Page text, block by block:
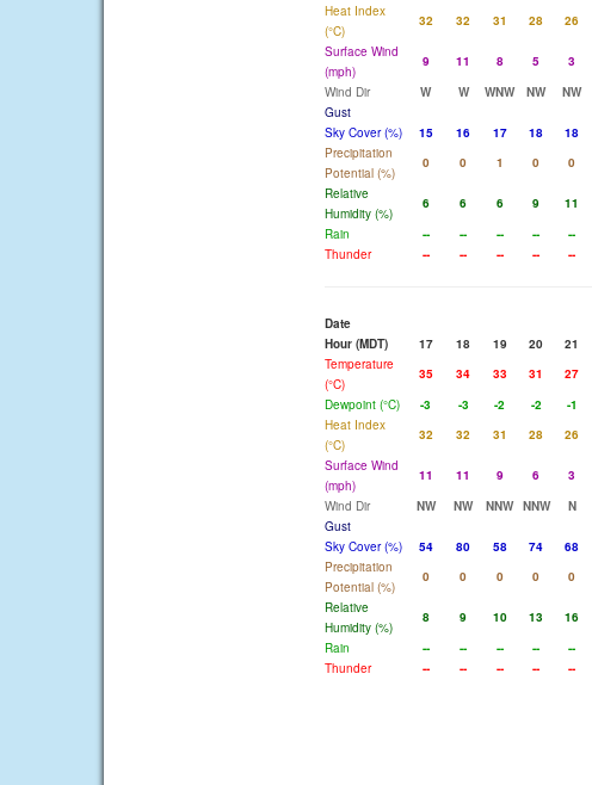
Heat Index
(°C)
32 32 31 28 26
Surface Wind
(mph)
9 11 8 5 3
Wind Dir
W W WNW NW NW
Gust
Sky Cover (%)
15 16 17 18 18
Precipitation
Potential (%)
0 0 1 0 0
Relative
Humidity (%)
6 6 6 9 11
Rain
-- -- -- -- --
Thunder
-- -- -- -- --
Date
Hour (MDT)
17 18 19 20 21
Temperature
(°C)
35 34 33 31 27
Dewpoint (°C)
-3 -3 -2 -2 -1
Heat Index
(°C)
32 32 31 28 26
Surface Wind
(mph)
11 11 9 6 3
Wind Dir
NW NW NNW NNW N
Gust
Sky Cover (%)
54 80 58 74 68
Precipitation
Potential (%)
0 0 0 0 0
Relative
Humidity (%)
8 9 10 13 16
Rain
-- -- -- -- --
Thunder
-- -- -- -- --